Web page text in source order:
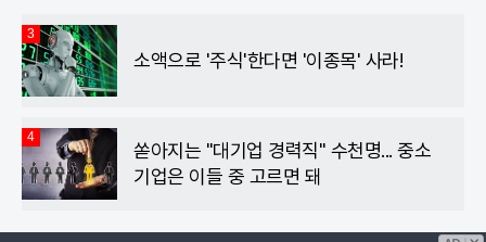
3
소액으로 '주식'한다면 '이종목' 사라!
4
쏟아지는 "대기업 경력직" 수천명... 중소
기업은 이들 중 고르면 돼